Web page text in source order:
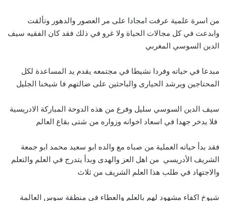
من اسرة علمية عرفت امجادا على مر العصور والدهور وتألقت
وابدعت في كل مجالات الحياة ولا غرو في ذلك فقد كان الفقيه سيف
الدين السوسي المغربي
مبدعا في حياته وفردا نشيطا في مجتمعه يقدم يد المساعدة لكل
المحتاجين ويرشد الحيارى والباحثين على ضالتهم فا شيخنا الجليل
سيف الدين السوسي سليل وفرع من هذه الدوحة المباركة الادريسية
فلا يدخر جهدا في اسعاد اخوانه وزواره من شتى بقاع العالم
فقد بدأ حياته العملية من صباه مع والده ابو سعيد محمد ابو جمعة
الشريف الأدريسي من اهل العز والهدى وبدأ يتدرج في العلم والتعلم
والاجتهاد في طلب هذا العلم الشريف من ثلاث
شيوخ اكفاء مشهود لهم بالعلم والعطاء في منطقة سوس العالمة